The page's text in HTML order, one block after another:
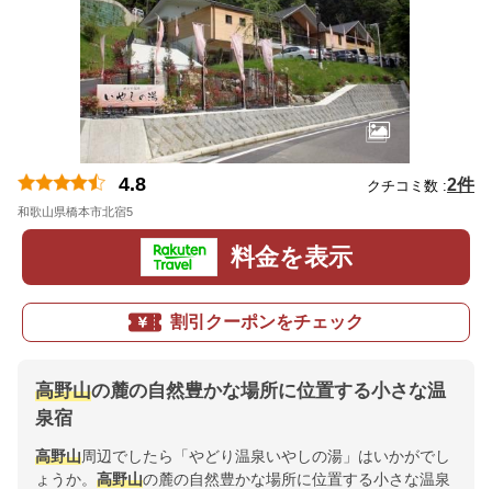
4.8 クチコミ数 :2件
和歌山県橋本市北宿5
料金を表示
割引クーポンをチェック
高野山の麓の自然豊かな場所に位置する小さな温
泉宿
高野山周辺でしたら「やどり温泉いやしの湯」はいかがでし
ょうか。 高野山の麓の自然豊かな場所に位置する小さな温泉